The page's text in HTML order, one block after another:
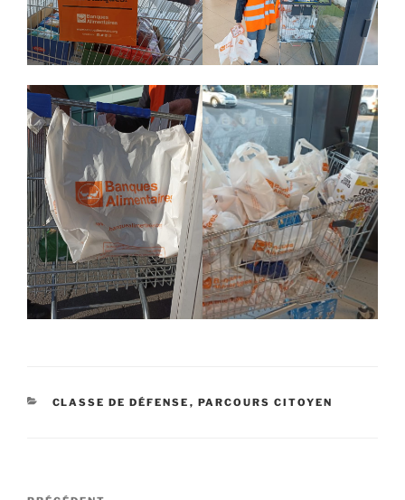
CATÉGORIES
CLASSE DE DÉFENSE , PARCOURS CITOYEN
Navigation